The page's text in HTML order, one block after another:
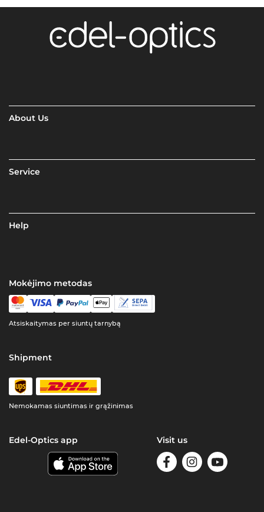
About Us
Service
Help
Mokėjimo metodas
Atsiskaitymas per siuntų tarnybą
Shipment
Nemokamas siuntimas ir grąžinimas
Edel-Optics app Visit us